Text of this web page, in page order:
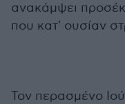
ανακάμψει
που κατ' ουσίαν
Τον περασμένο